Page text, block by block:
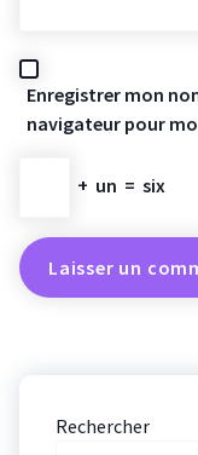
Enregistrer mon
navigateur pour
+ un = six
Rechercher